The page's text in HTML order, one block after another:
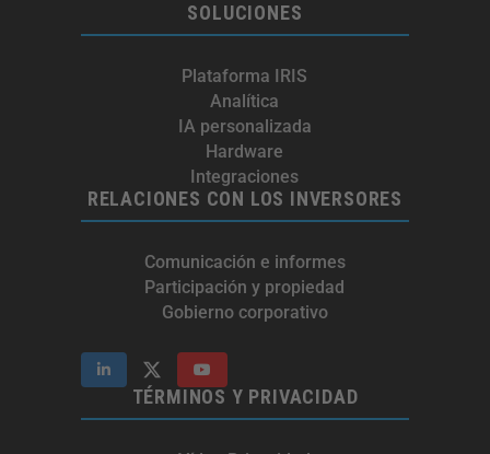
SOLUCIONES
Plataforma IRIS
Analítica
IA personalizada
Hardware
Integraciones​
RELACIONES CON LOS INVERSORES
Comunicación e informes
Participación y propiedad
Gobierno corporativo
TÉRMINOS Y PRIVACIDAD